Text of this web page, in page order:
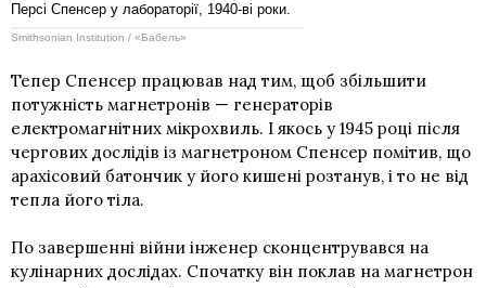
Персі Спенсер у лабораторії, 1940-ві роки.
Smithsonian Institution / «Бабель»
Тепер Спенсер працював над тим, щоб збільшити
потужність магнетронів — генераторів
електромагнітних мікрохвиль. І якось у 1945 році після
чергових дослідів із магнетроном Спенсер помітив, що
арахісовий батончик у його кишені розтанув, і то не від
тепла його тіла.
По завершенні війни інженер сконцентрувався на
кулінарних дослідах. Спочатку він поклав на магнетрон